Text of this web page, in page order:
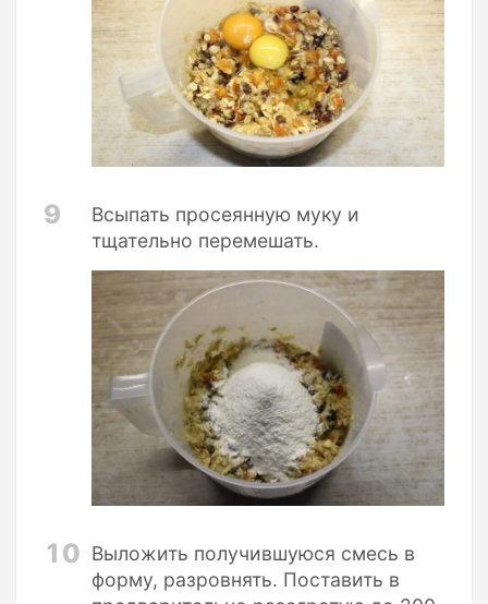
9
Всыпать просеянную муку и
тщательно перемешать.
10 Выложить получившуюся смесь в
форму, разровнять. Поставить в